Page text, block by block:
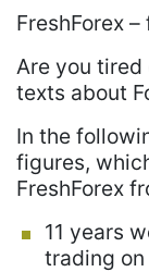
FreshForex
Are you
texts about
In the
figures,
FreshForex
11 years
trading on